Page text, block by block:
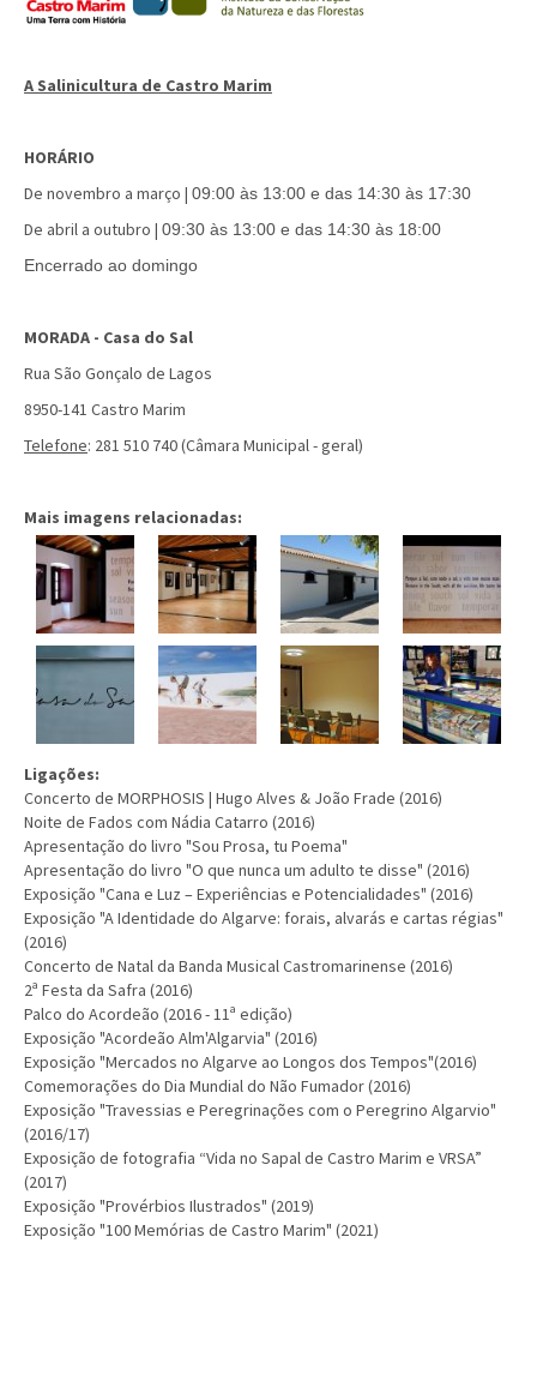
A Salinicultura de Castro Marim
HORÁRIO
De novembro a março | 09:00 às 13:00 e das 14:30 às 17:30
De abril a outubro | 09:30 às 13:00 e das 14:30 às 18:00
Encerrado ao domingo
MORADA - Casa do Sal
Rua São Gonçalo de Lagos
8950-141 Castro Marim
Telefone: 281 510 740 (Câmara Municipal - geral)
Mais imagens relacionadas:
Ligações:
Concerto de MORPHOSIS | Hugo Alves & João Frade (2016)
Noite de Fados com Nádia Catarro (2016)
Apresentação do livro "Sou Prosa, tu Poema"
Apresentação do livro "O que nunca um adulto te disse" (2016)
Exposição "Cana e Luz – Experiências e Potencialidades" (2016)
Exposição "A Identidade do Algarve: forais, alvarás e cartas régias"
(2016)
Concerto de Natal da Banda Musical Castromarinense (2016)
2ª Festa da Safra (2016)
Palco do Acordeão (2016 - 11ª edição)
Exposição "Acordeão Alm'Algarvia" (2016)
Exposição "Mercados no Algarve ao Longos dos Tempos"(2016)
Comemorações do Dia Mundial do Não Fumador (2016)
Exposição "Travessias e Peregrinações com o Peregrino Algarvio"
(2016/17)
Exposição de fotografia “Vida no Sapal de Castro Marim e VRSA”
(2017)
Exposição "Provérbios Ilustrados" (2019)
Exposição "100 Memórias de Castro Marim" (2021)